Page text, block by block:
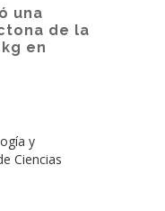
una
de la
en
y
Ciencias